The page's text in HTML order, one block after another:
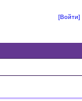
[Войти]